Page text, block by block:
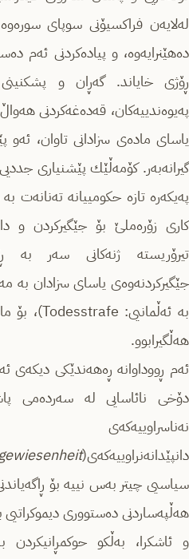
لەلایەن فراكسیۆنی سوپای
ڕۆژی خایاند. گەڕان و پشكنینی
پەیوەندییەكان، قەدەغەكردنی
یاسای مادەى سزادانی تاوان، ئەو
گیرانەبەر. كۆمەڵێك پێشنیاری
پەیكەرە تازە حكومییانە تەنانەت
كاری زۆرەملێ بۆ جێگیركردن و
تیرۆریستە ژنەكانی سەر بە
هەڵگیرابوو.
ئەم ڕووداوانە ڕەهەندێكی دیكەى
دۆخی نائاسایی لە سەردەمی
دانپێدانەنراوییەكەى(
سیاسیی چیتر بەس نییە بۆ
هەڵپەساردنی دەستووری
و ئاشكرا، بەڵكو حوكمڕانیكردن